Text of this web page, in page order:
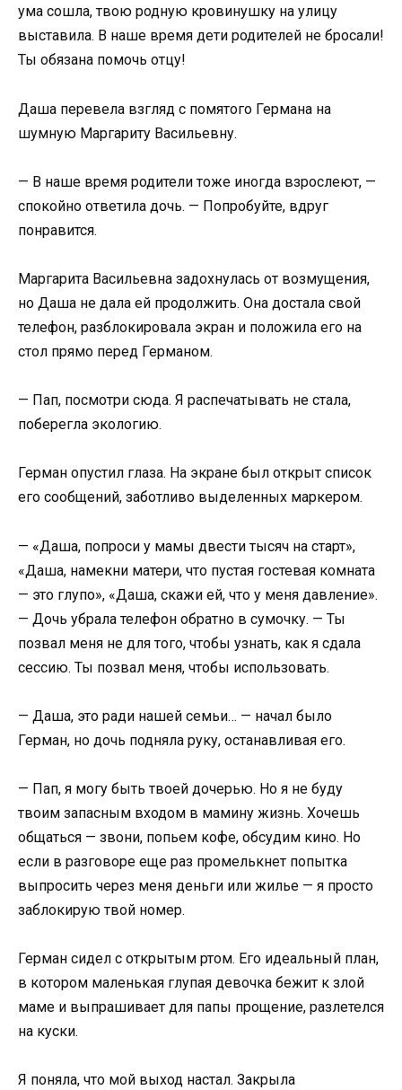
ума сошла, твою родную кровинушку на улицу
выставила. В наше время дети родителей не бросали!
Ты обязана помочь отцу!
Даша перевела взгляд с помятого Германа на
шумную Маргариту Васильевну.
— В наше время родители тоже иногда взрослеют, —
спокойно ответила дочь. — Попробуйте, вдруг
понравится.
Маргарита Васильевна задохнулась от возмущения,
но Даша не дала ей продолжить. Она достала свой
телефон, разблокировала экран и положила его на
стол прямо перед Германом.
— Пап, посмотри сюда. Я распечатывать не стала,
поберегла экологию.
Герман опустил глаза. На экране был открыт список
его сообщений, заботливо выделенных маркером.
— «Даша, попроси у мамы двести тысяч на старт»,
«Даша, намекни матери, что пустая гостевая комната
— это глупо», «Даша, скажи ей, что у меня давление».
— Дочь убрала телефон обратно в сумочку. — Ты
позвал меня не для того, чтобы узнать, как я сдала
сессию. Ты позвал меня, чтобы использовать.
— Даша, это ради нашей семьи… — начал было
Герман, но дочь подняла руку, останавливая его.
— Пап, я могу быть твоей дочерью. Но я не буду
твоим запасным входом в мамину жизнь. Хочешь
общаться — звони, попьем кофе, обсудим кино. Но
если в разговоре еще раз промелькнет попытка
выпросить через меня деньги или жилье — я просто
заблокирую твой номер.
Герман сидел с открытым ртом. Его идеальный план,
в котором маленькая глупая девочка бежит к злой
маме и выпрашивает для папы прощение, разлетелся
на куски.
Я поняла, что мой выход настал. Закрыла